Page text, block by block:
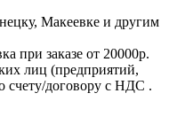
Макеевке и другим
при заказе от 20000р.
лиц (предприятий,
счету/договору с НДС .